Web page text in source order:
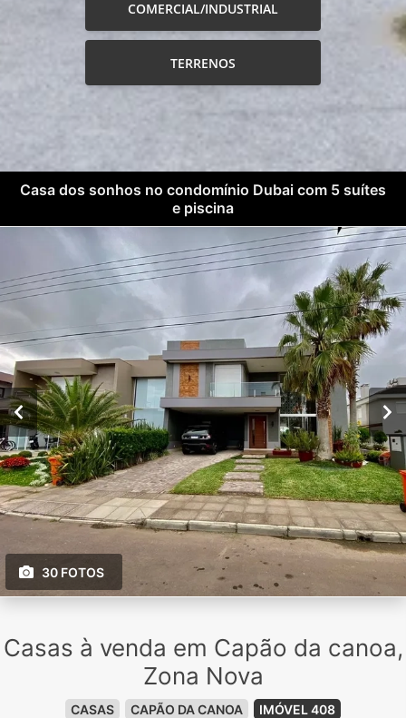
COMERCIAL/INDUSTRIAL
TERRENOS
Casa dos sonhos no condomínio Dubai com 5 suítes
e piscina
30 FOTOS
Casas à venda em Capão da canoa,
Zona Nova
CASAS CAPÃO DA CANOA IMÓVEL 408